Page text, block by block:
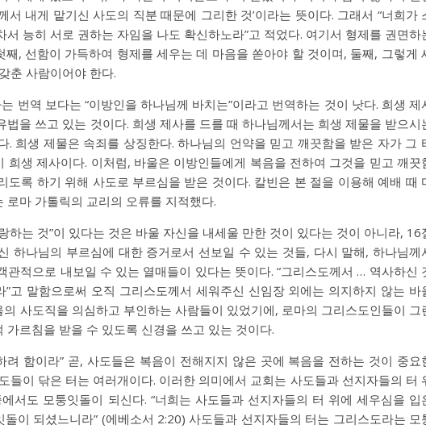
내게 맡기신 사도의 직분 때문에 그리한 것’이라는 뜻이다. 그래서 “너희가
능히 서로 권하는 자임을 나도 확신하노라”고 적었다. 여기서 형제를 권면하
, 선함이 가득하여 형제를 세우는 데 마음을 쏟아야 할 것이며, 둘째, 그렇게
춘 사람이어야 한다.
번역 보다는 “이방인을 하나님께 바치는”이라고 번역하는 것이 낫다. 희생 제
법을 쓰고 있는 것이다. 희생 제사를 드를 때 하나님께서는 희생 제물을 받으시
. 희생 제물은 속죄를 상징한다. 하나님의 언약을 믿고 깨끗함을 받은 자가 그
희생 제사이다. 이처럼, 바울은 이방인들에게 복음을 전하여 그것을 믿고 깨끗
도록 하기 위해 사도로 부르심을 받은 것이다. 칼빈은 본 절을 이용해 예배 때
마 가톨릭의 교리의 오류를 지적했다.
하는 것”이 있다는 것은 바울 자신을 내세울 만한 것이 있다는 것이 아니라, 16
하나님의 부르심에 대한 증거로서 선보일 수 있는 것들, 다시 말해, 하나님께
적으로 내보일 수 있는 열매들이 있다는 뜻이다. “그리스도께서 … 역사하신
고 말함으로써 오직 그리스도께서 세워주신 신임장 외에는 의지하지 않는 바
사도직을 의심하고 부인하는 사람들이 있었기에, 로마의 그리스도인들이 그
르침을 받을 수 있도록 신경을 쓰고 있는 것이다.
려 함이라” 곧, 사도들은 복음이 전해지지 않은 곳에 복음을 전하는 것이 중요
들이 닦은 터는 여러개이다. 이러한 의미에서 교회는 사도들과 선지자들의 터
서도 모퉁잇돌이 되신다. “너희는 사도들과 선지자들의 터 위에 세우심을 입
이 되셨느니라” (에베소서 2:20) 사도들과 선지자들의 터는 그리스도라는 모